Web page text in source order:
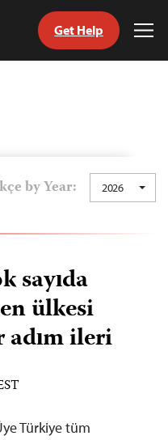
Get Help
by Year: 2026
sayıda
ülkesi
ileri
Türkiye tüm